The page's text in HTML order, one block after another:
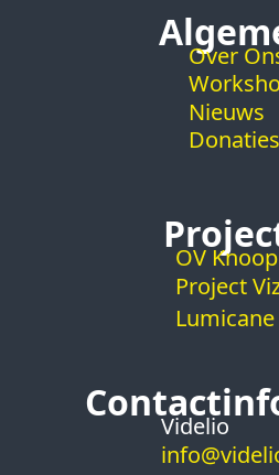
Over
Nieuws
Donaties
OV Knoop
Project
Lumicane
Videlio